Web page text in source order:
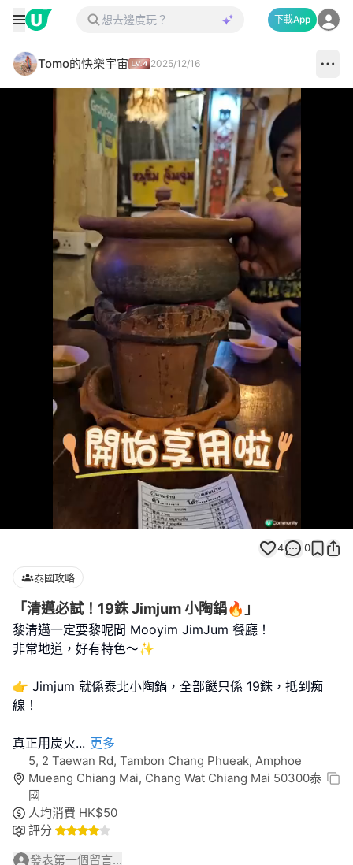
下載App
Tomo的快樂宇宙 2025/12/16
Loaded:
100.00%
4 0
泰國攻略
「清邁必試！19銖 Jimjum 小陶鍋🔥」
黎清邁一定要黎呢間 Mooyim JimJum 餐廳！
非常地道，好有特色～✨
👉 Jimjum 就係泰北小陶鍋，全部餸只係 19銖，抵到痴
線！
真正用炭火... 更多
5, 2 Taewan Rd, Tambon Chang Phueak, Amphoe
Mueang Chiang Mai, Chang Wat Chiang Mai 50300泰
國
人均消費 HK$50
評分
發表第一個留言...